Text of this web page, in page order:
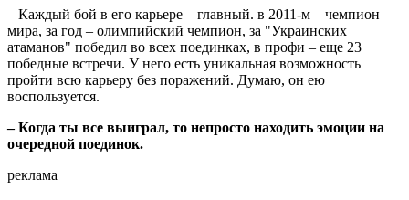
– Каждый бой в его карьере – главный. в 2011-м – чемпион
мира, за год – олимпийский чемпион, за "Украинских
атаманов" победил во всех поединках, в профи – еще 23
победные встречи. У него есть уникальная возможность
пройти всю карьеру без поражений. Думаю, он ею
воспользуется.
– Когда ты все выиграл, то непросто находить эмоции на
очередной поединок.
реклама